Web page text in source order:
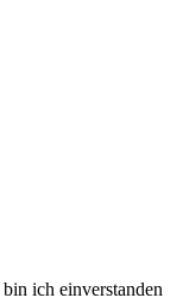
bin ich einverstanden